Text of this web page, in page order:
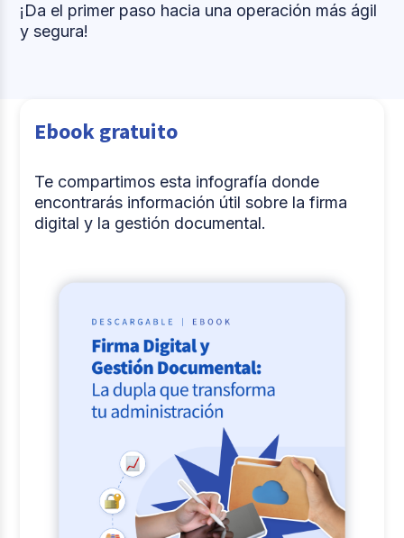
¡Da el primer paso hacia una operación más ágil
y segura!
Ebook gratuito
Te compartimos esta infografía donde
encontrarás información útil sobre la firma
digital y la gestión documental.